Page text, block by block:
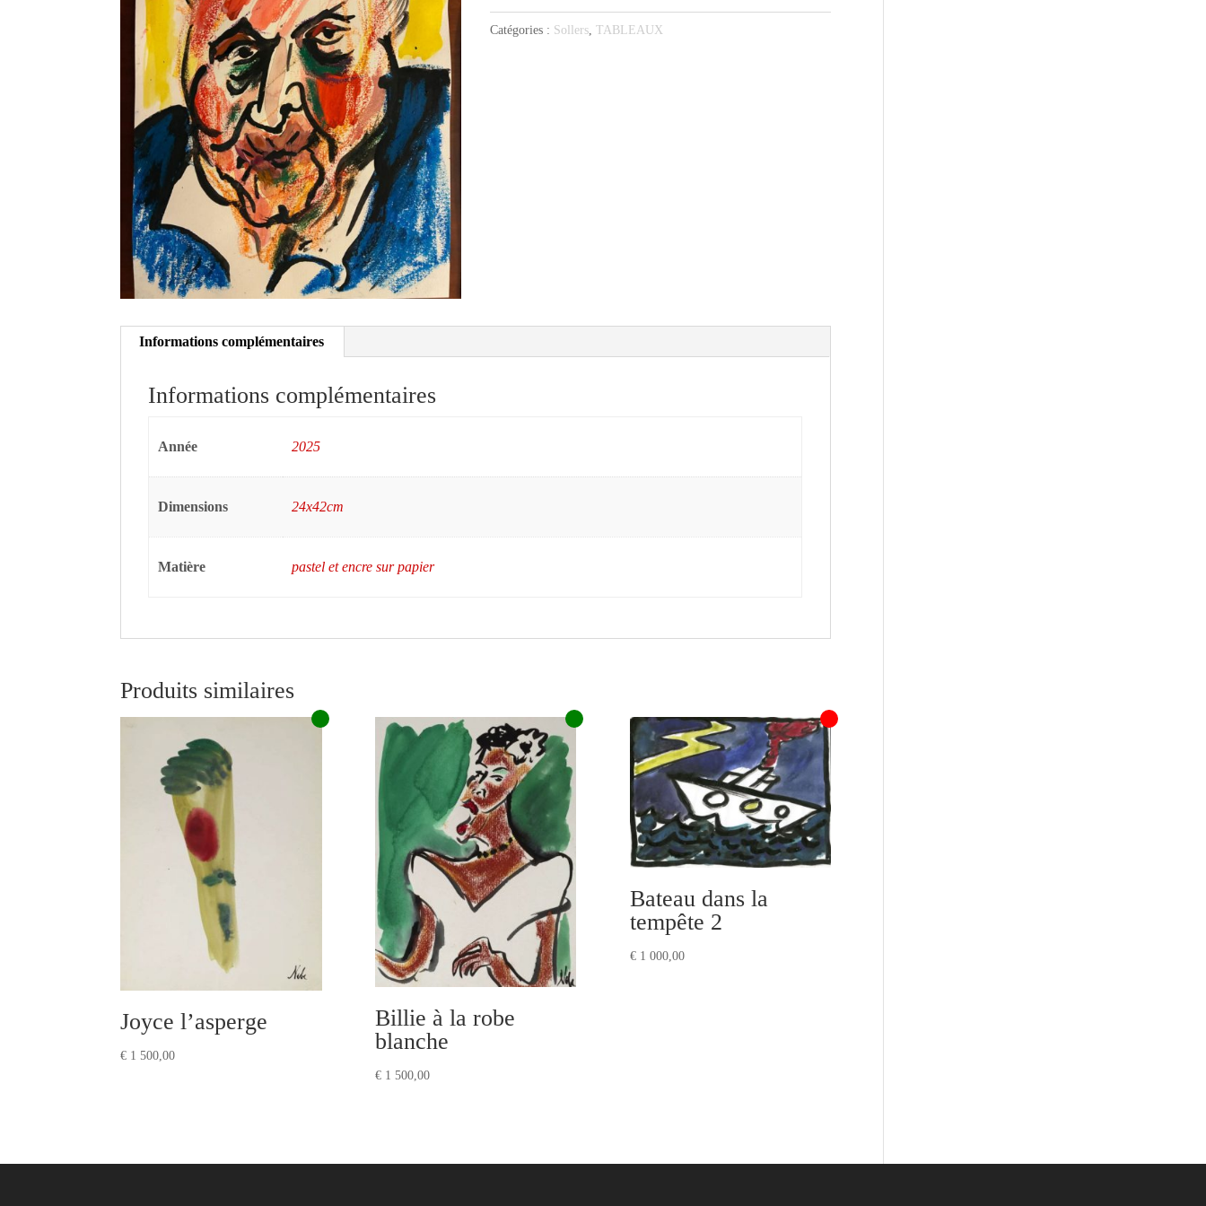
Sollers
Catégories : Sollers,TABLEAUX
Informations complémentaires
Informations complémentaires
Année 2025
Dimensions 24x42cm
Matière pastel et encre sur papier
Produits similaires
Joyce l’asperge
€ 1 500,00
Billie à la robe
blanche
€1 500,00
Bateau dans la
tempête 2
€1 000,00